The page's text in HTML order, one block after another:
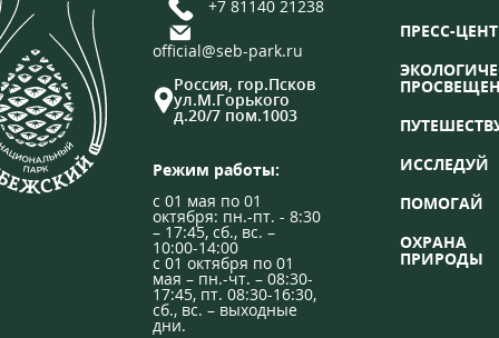
+7 81140 21238
official@seb-park.ru
Россия, гор.Псков
ул.М.Горького
д.20/7 пом.1003
Режим работы:
с 01 мая по 01
октября: пн.-пт. - 8:30
– 17:45, сб., вс. –
10:00-14:00
с 01 октября по 01
мая – пн.-чт. – 08:30-
17:45, пт. 08:30-16:30,
сб., вс. – выходные
дни.
ПРЕСС-
ИССЛЕДУЙ
ПОМОГАЙ
ОХРАНА
ПРИРОДЫ